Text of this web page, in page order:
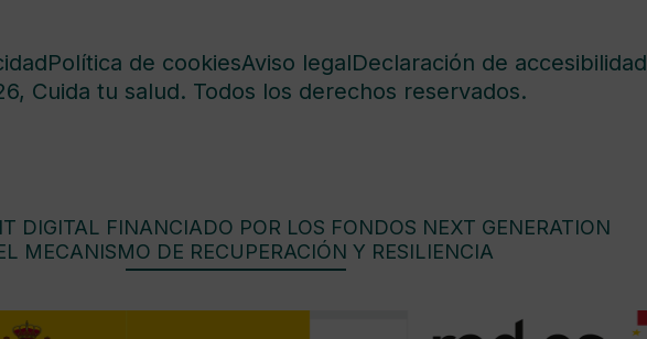
Política de cookiesAviso legalDeclaración de accesibilidad
Cuida tu salud. Todos los derechos reservados.
DIGITAL FINANCIADO POR LOS FONDOS NEXT GENERATION
MECANISMO DE RECUPERACIÓN Y RESILIENCIA